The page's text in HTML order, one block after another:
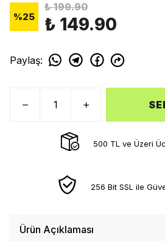
%25
₺ 199.90
₺ 149.90
Paylaş:
500 TL ve Üzeri
256 Bit SSL ile
Ürün Açıklaması